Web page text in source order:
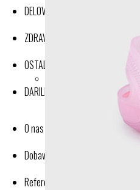
DELOVNA OBLAČILA
ZDRAVJE IN DOBRO POČUTJE
OSTALI IZDELKI
DARILNI BONI
O nas
Dobavitelji-proizvajalci
Reference